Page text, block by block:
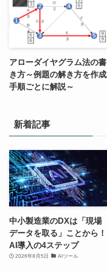
アローダイヤグラム法の書
き方～例題の解き方を作成
手順ごとに解説～
新着記事
中小製造業のDXは「現場
データを取る」ことから！
AI導入の4ステップ
2026年8月5日 AIツール